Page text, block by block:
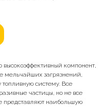
высокоэффективный компонент,
мельчайших загрязнений,
топливную систему. Все
частицы, но не все
представляют наибольшую